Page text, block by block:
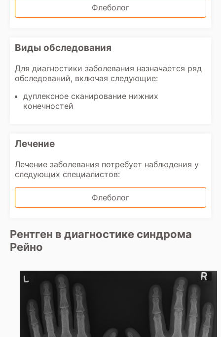
Флеболог
Виды обследования
Для диагностики заболевания назначается ряд
обследований, включая следующие:
дуплексное сканирование нижних
конечностей
Лечение
Лечение заболевания потребует наблюдения у
следующих специалистов:
Флеболог
Рентген в диагностике синдрома
Рейно